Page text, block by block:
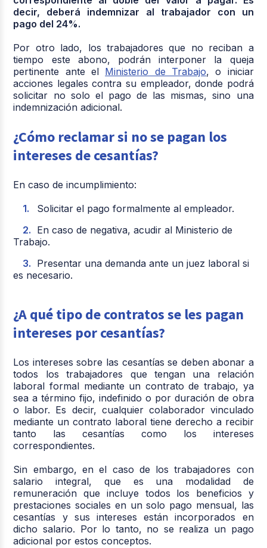
decir, deberá indemnizar al trabajador con un
pago del 24%.
Por otro lado, los trabajadores que no reciban a
tiempo este abono, podrán interponer la queja
pertinente ante el Ministerio de Trabajo, o iniciar
acciones legales contra su empleador, donde podrá
solicitar no solo el pago de las mismas, sino una
indemnización adicional.
¿Cómo reclamar si no se pagan los
intereses de cesantías?
En caso de incumplimiento:
Solicitar el pago formalmente al empleador.
En caso de negativa, acudir al Ministerio de
Trabajo.
Presentar una demanda ante un juez laboral si
es necesario.
¿A qué tipo de contratos se les pagan
intereses por cesantías?
Los intereses sobre las cesantías se deben abonar a
todos los trabajadores que tengan una relación
laboral formal mediante un contrato de trabajo, ya
sea a término fijo, indefinido o por duración de obra
o labor. Es decir, cualquier colaborador vinculado
mediante un contrato laboral tiene derecho a recibir
tanto las cesantías como los intereses
correspondientes.
Sin embargo, en el caso de los trabajadores con
salario integral, que es una modalidad de
remuneración que incluye todos los beneficios y
prestaciones sociales en un solo pago mensual, las
cesantías y sus intereses están incorporados en
dicho salario. Por lo tanto, no se realiza un pago
adicional por estos conceptos.